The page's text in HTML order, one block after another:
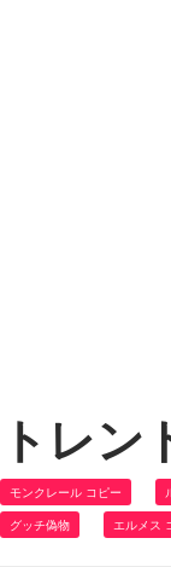
トレン
モンクレール コピー
グッチ偽物 エルメス